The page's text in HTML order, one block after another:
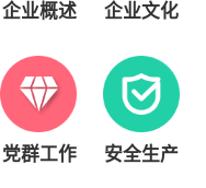
企业概述 企业文化
党群工作 安全生产